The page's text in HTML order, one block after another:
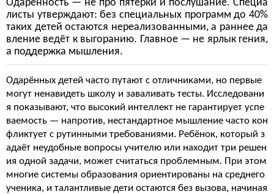
Одарённость — не про пятёрки и послушание. Специа
листы утверждают: без специальных программ до 40%
таких детей остаются нереализованными, а раннее да
вление ведёт к выгоранию. Главное — не ярлык гения,
а поддержка мышления.
Одарённых детей часто путают с отличниками, но первые
могут ненавидеть школу и заваливать тесты. Исследовани
я показывают, что высокий интеллект не гарантирует успе
ваемость — напротив, нестандартное мышление часто кон
фликтует с рутинными требованиями. Ребёнок, который з
адаёт неудобные вопросы учителю или находит три решен
ия одной задачи, может считаться проблемным. При этом
многие системы образования ориентированы на среднего
ученика, и талантливые дети остаются без вызова, начиная